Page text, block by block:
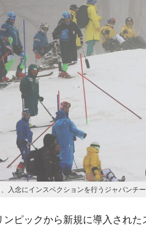
入念にインスベクションを行うジャパンチ
ピックから新規に導入され